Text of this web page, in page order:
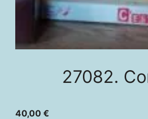
27082.
40,00 €